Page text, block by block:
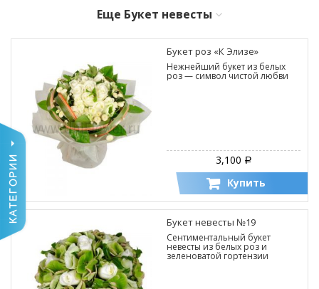
Еще Букет невесты
Букет роз «К Элизе»
Нежнейший букет из белых
роз — символ чистой любви
3,100 Р
Купить
Букет невесты №19
Сентиментальный букет
невесты из белых роз и
зеленоватой гортензии